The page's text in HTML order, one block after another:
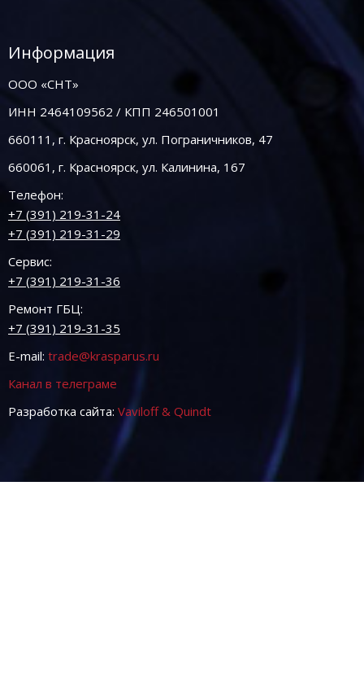
Информация
ООО «СНТ»
ИНН 2464109562 / КПП 246501001
660111, г. Красноярск, ул. Пограничников, 47
660061, г. Красноярск, ул. Калинина, 167
Телефон:
+7 (391) 219-31-24
+7 (391) 219-31-29
Сервис:
+7 (391) 219-31-36
Ремонт ГБЦ:
+7 (391) 219-31-35
E-mail: trade@krasparus.ru
Канал в телеграме
Разработка сайта: Vaviloff & Quindt